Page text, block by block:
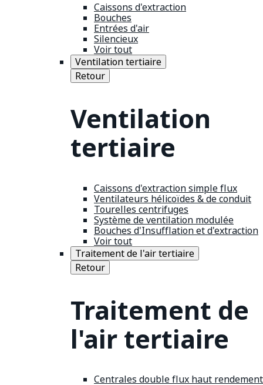
Caissons d'extraction
Bouches
Entrées d'air
Silencieux
Voir tout
Ventilation tertiaire
Retour
Ventilation
tertiaire
Caissons d'extraction simple flux
Ventilateurs hélicoïdes & de conduit
Tourelles centrifuges
Système de ventilation modulée
Bouches d'Insufflation et d'extraction
Voir tout
Traitement de l'air tertiaire
Retour
Traitement de
l'air tertiaire
Centrales double flux haut rendement